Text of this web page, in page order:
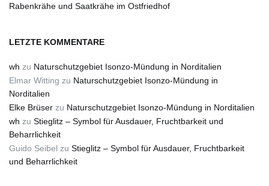
Rabenkrähe und Saatkrähe im Ostfriedhof
LETZTE KOMMENTARE
wh zu Naturschutzgebiet Isonzo-Mündung in Norditalien
Elmar Witting zu Naturschutzgebiet Isonzo-Mündung in
Norditalien
Elke Brüser zu Naturschutzgebiet Isonzo-Mündung in Norditalien
wh zu Stieglitz – Symbol für Ausdauer, Fruchtbarkeit und
Beharrlichkeit
Guido Seibel zu Stieglitz – Symbol für Ausdauer, Fruchtbarkeit
und Beharrlichkeit